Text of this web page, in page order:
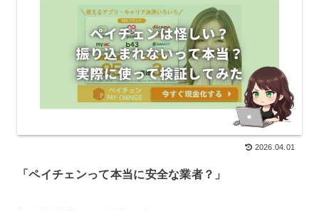
2026.04.01
「ペイチェンって本当に安全な業者？」